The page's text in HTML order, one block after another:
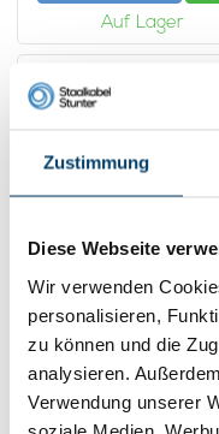
Zustimmung
Diese Webseite
Wir verwenden
personalisieren,
zu können und die
analysieren.
Verwendung unserer
soziale Medien,
Auf Lager
DIY-Rohrreiniger
Reinigungswelle
31, 95